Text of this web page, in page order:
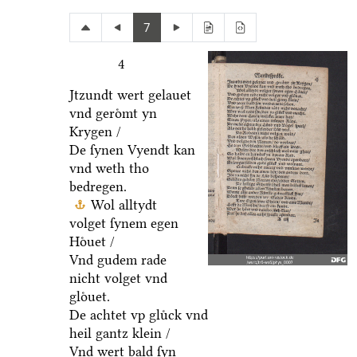
7
4
Jtzundt wert gelauet
vnd geroͤmt yn
Krygen /
De ſynen Vyendt kan
vnd weth tho
bedregen.
Wol alltydt
volget ſynem egen
Hoͤuet /
Vnd gudem rade
nicht volget vnd
gloͤuet.
De achtet vp gluͤck vnd
heil gantz klein /
Vnd wert bald ſyn